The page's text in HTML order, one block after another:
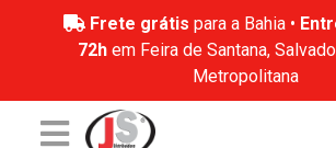
Frete grátis para a Bahia •
72hem Feira de Santana,
Metropolitana